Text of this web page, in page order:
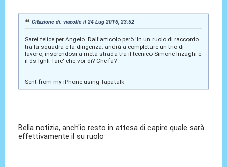
Citazione di: viacolle il 24 Lug 2016, 23:52
Sarei felice per Angelo. Dall'articolo però 'In un ruolo di raccordo
tra la squadra e la dirigenza: andrà a completare un trio di
lavoro, inserendosi a metà strada tra il tecnico Simone Inzaghi e
il ds Ighli Tare' che vor di? Che fa?
Sent from my iPhone using Tapatalk
Bella notizia, anch'io resto in attesa di capire quale sarà
effettivamente il su ruolo